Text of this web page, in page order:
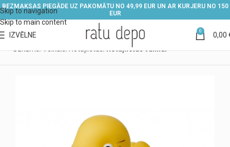
Skip to navigation
Skip to main content
BEZMAKSAS PIEGĀDE UZ PAKOMĀTU NO 49,99 EUR UN AR KURJERU NO 150
EUR
IZVĒLNE 0 0,00
Rotaļlietas vannai